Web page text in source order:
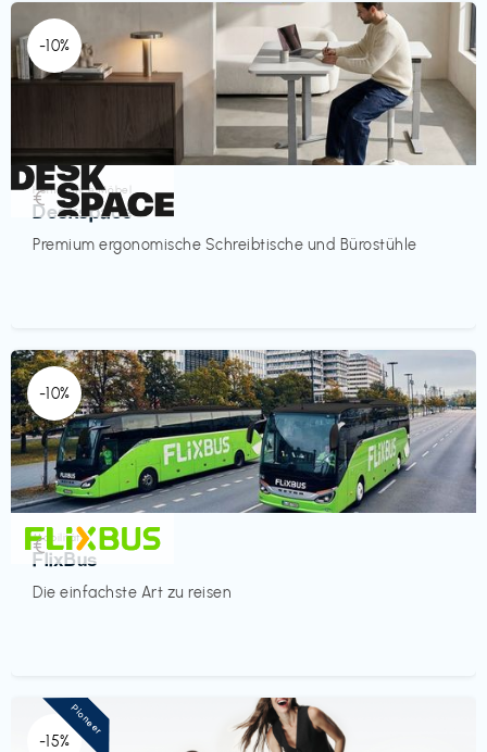
-10%
Homeoffice Möbel
Deskspace
Premium ergonomische Schreibtische und Bürostühle
€‎
-10%
Mobilität
FlixBus
Die einfachste Art zu reisen
€‎
-15%
Pioneer